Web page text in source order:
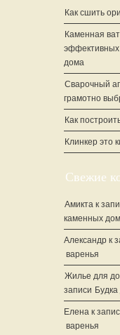
Как сшить
Каменная
эффективных
дома
Сварочный
грамотно
Как
Клинкер это
Свежие
Амикта к
каменных
Александр к
варенья
Жилье для
записи
Елена к
варенья